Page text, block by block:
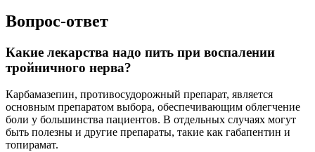
Вопрос-ответ
Какие лекарства надо пить при воспалении
тройничного нерва?
Карбамазепин, противосудорожный препарат, является
основным препаратом выбора, обеспечивающим облегчение
боли у большинства пациентов. В отдельных случаях могут
быть полезны и другие препараты, такие как габапентин и
топирамат.